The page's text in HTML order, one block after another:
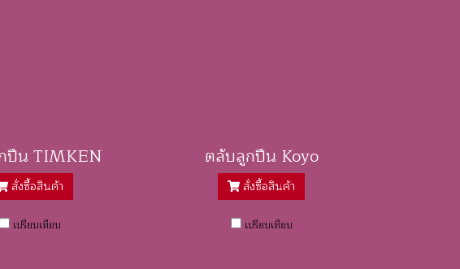
ปืน TIMKEN
สั่งซื้อสินค้า
เปรียบเทียบ
ตลับลูกปืน Koyo
สั่งซื้อสินค้า
เปรียบเทียบ